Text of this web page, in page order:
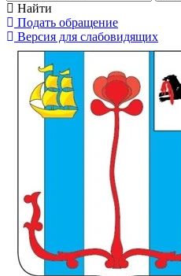
Найти
Подать обращение
Версия для слабовидящих